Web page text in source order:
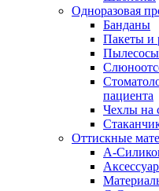
Одноразовая
Банданы
Пакеты и
Пылесосы
пациента
Чехлы на
Оттискные
А-